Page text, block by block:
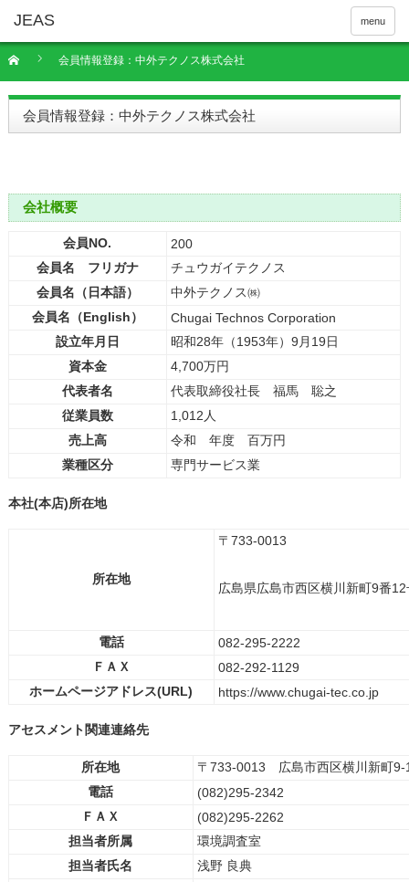
menu
会員情報登録：中外テクノス株式会社
会員情報登録：中外テクノス株式会社
会社概要
会員NO.
200
会員名 フリガナ
チュウガイテクノス
会員名（日本語）
中外テクノス㈱
会員名（English）
Chugai Technos Corporation
設立年月日
昭和28年（1953年）9月19日
資本金
4,700万円
代表者名
代表取締役社長 福馬 聡之
従業員数
1,012人
売上高
令和 年度 百万円
業種区分
専門サービス業
本社(本店)所在地
所在地
〒733-0013
広島県広島市西区横川新町9番12
電話
082-295-2222
ＦＡＸ
082-292-1129
ホームページアドレス(URL)
https://www.chugai-tec.co.jp
アセスメント関連連絡先
所在地
〒733-0013 広島市西区横川新町9-
電話
(082)295-2342
ＦＡＸ
(082)295-2262
担当者所属
環境調査室
担当者氏名
浅野 良典